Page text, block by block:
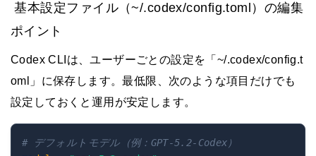
基本設定ファイル（~/.codex/config.toml）の編集
ポイント
Codex CLIは、ユーザーごとの設定を「~/.codex/config.t
oml」に保存します。最低限、次のような項目だけでも
設定しておくと運用が安定します。
# デフォルトモデル（例：GPT-5.2-Codex）